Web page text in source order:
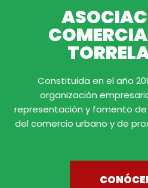
Constituida en el año
organización
representación y fomento
del comercio urbano y de